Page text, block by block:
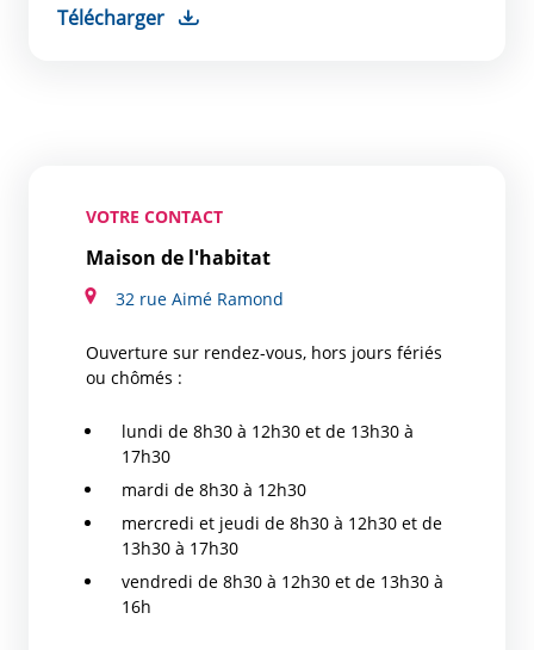
Télécharger
VOTRE CONTACT
Maison de l'habitat
32 rue Aimé Ramond
Ouverture sur rendez-vous, hors jours fériés
ou chômés :
lundi de 8h30 à 12h30 et de 13h30 à
17h30
mardi de 8h30 à 12h30
mercredi et jeudi de 8h30 à 12h30 et de
13h30 à 17h30
vendredi de 8h30 à 12h30 et de 13h30 à
16h